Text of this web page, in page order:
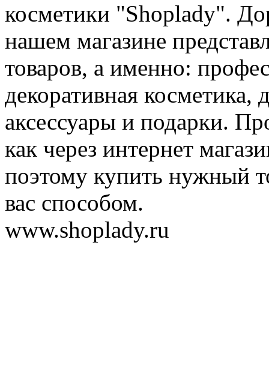
косметики "Shoplady".
нашем магазине
товаров, а именно:
декоративная косметика,
аксессуары и подарки.
как через интернет
поэтому купить нужный
вас способом.
www.shoplady.ru